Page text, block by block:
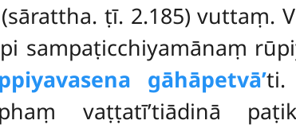
ṭī. 2.185) vuttaṃ.
sampaṭicchiyamānaṃ
gāhāpetvā’ti.
vaṭṭatī’tiādinā